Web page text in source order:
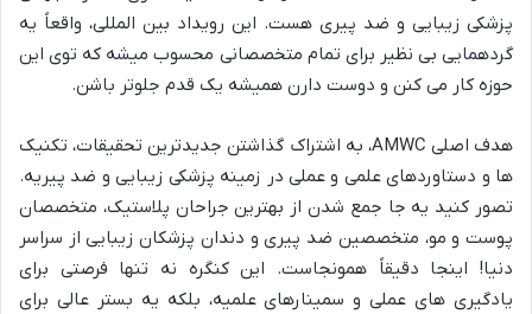
پزشکی زیبایی و ضد پیری هست. این رویداد بین المللی، واقعاً یه
گردهمایی بی نظیر برای تمام متخصصانی محسوب میشه که توی این
حوزه کار می کنن و دوست دارن همیشه یک قدم جلوتر باشن.
هدف اصلی AMWC، به اشتراک گذاشتن جدیدترین تحقیقات، تکنیک
ها و دستاوردهای علمی و عملی در زمینه پزشکی زیبایی و ضد پیریه.
تصور کنید یه جا جمع شدن از بهترین جراحان پلاستیک، متخصصان
پوست و مو، متخصصین ضد پیری و دندان پزشکان زیبایی از سراسر
دنیا! اینجا دقیقاً همونجاست. این کنگره نه تنها فرصتی برای
یادگیری های عملی و سمینارهای علمیه، بلکه یه بستر عالی برای